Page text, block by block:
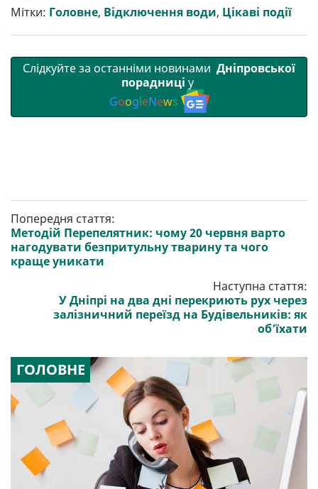
Мітки: Головне, Відключення води, Цікаві події
Слідкуйте за останніми новинами Дніпровської
порадниці у
GoogleNews
Попередня стаття:
Методій Перепелятник: чому 20 червня варто
нагодувати безпритульну тварину та чого
краще уникати
Наступна стаття:
У Дніпрі на два дні перекриють рух через
залізничний переїзд на Будівельників: як
об’їхати
ГОЛОВНЕ